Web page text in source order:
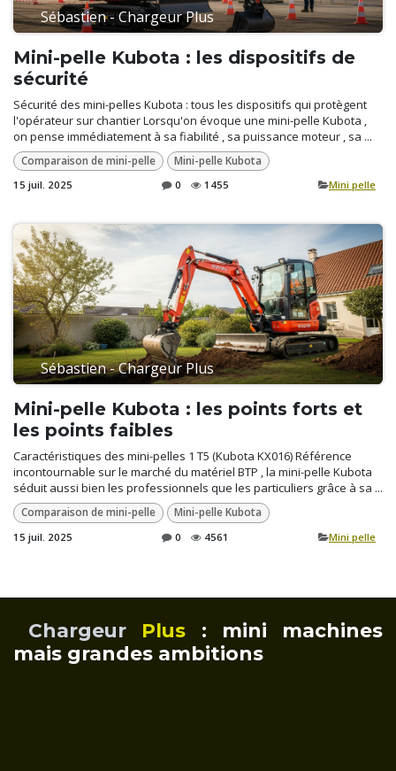
Sébastien - Chargeur Plus
Mini-pelle Kubota : les dispositifs de
sécurité
Sécurité des mini-pelles Kubota : tous les dispositifs qui protègent
l'opérateur sur chantier Lorsqu'on évoque une mini-pelle Kubota ,
on pense immédiatement à sa fiabilité , sa puissance moteur , sa ...
Comparaison de mini-pelle Mini-pelle Kubota
15 juil. 2025 0 1455 ​Mini pelle
Sébastien - Chargeur Plus
Mini-pelle Kubota : les points forts et
les points faibles
Caractéristiques des mini-pelles 1 T5 (Kubota KX016) Référence
incontournable sur le marché du matériel BTP , la mini-pelle Kubota
séduit aussi bien les professionnels que les particuliers grâce à sa ...
Comparaison de mini-pelle Mini-pelle Kubota
15 juil. 2025 0 4561 ​Mini pelle
Chargeur Plus : mini machines
mais grandes ambitions